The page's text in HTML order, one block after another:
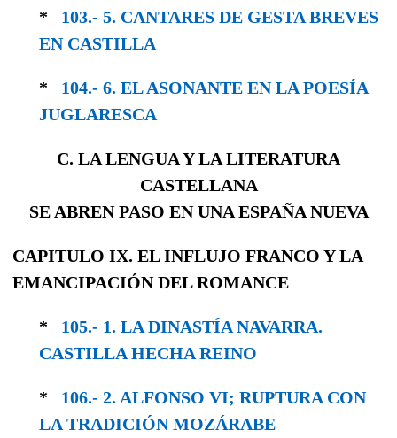
* 103.- 5. CANTARES DE GESTA BREVES
EN CASTILLA
* 104.- 6. EL ASONANTE EN LA POESÍA
JUGLA­RESCA
C. LA LENGUA Y LA LITERATURA
CASTELLANA
SE ABREN PASO EN UNA ESPAÑA NUEVA
CAPITULO IX. EL INFLUJO FRANCO Y LA
EMANCIPACIÓN DEL ROMANCE
* 105.- 1. LA DINASTÍA NAVARRA.
CASTILLA HECHA REINO
* 106.- 2. ALFONSO VI; RUPTURA CON
LA TRA­DICIÓN MOZÁRABE